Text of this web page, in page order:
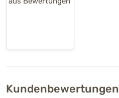
Kundenbewertungen